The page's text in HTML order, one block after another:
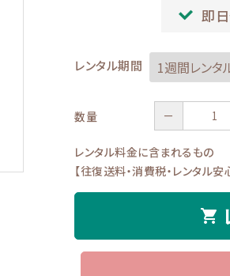
即
レンタル期間
数量 －
レンタル料金に含まれるもの
【往復送料・消費税・レンタル安
shopping_cart